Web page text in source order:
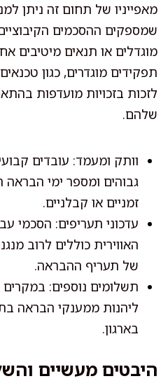
מאפייניו של תחום זה ניתן
שמספקים ההסכמים
מוגדלים או תנאים מיטיבים
תפקידים מוגדרים, כגון
לזכות בזכויות מועדפות
שלהם.
וותק ומעמד: עובדים
גבוהים ומספר ימי הבראה
זמניים או קבלניים.
עדכוני תעריפים: הסכמי
האווירית כוללים לרוב
של תעריף ההבראה.
תשלומים נוספים: במקרים
ליהנות ממענקי הבראה
בארגון.
היבטים מעשיים